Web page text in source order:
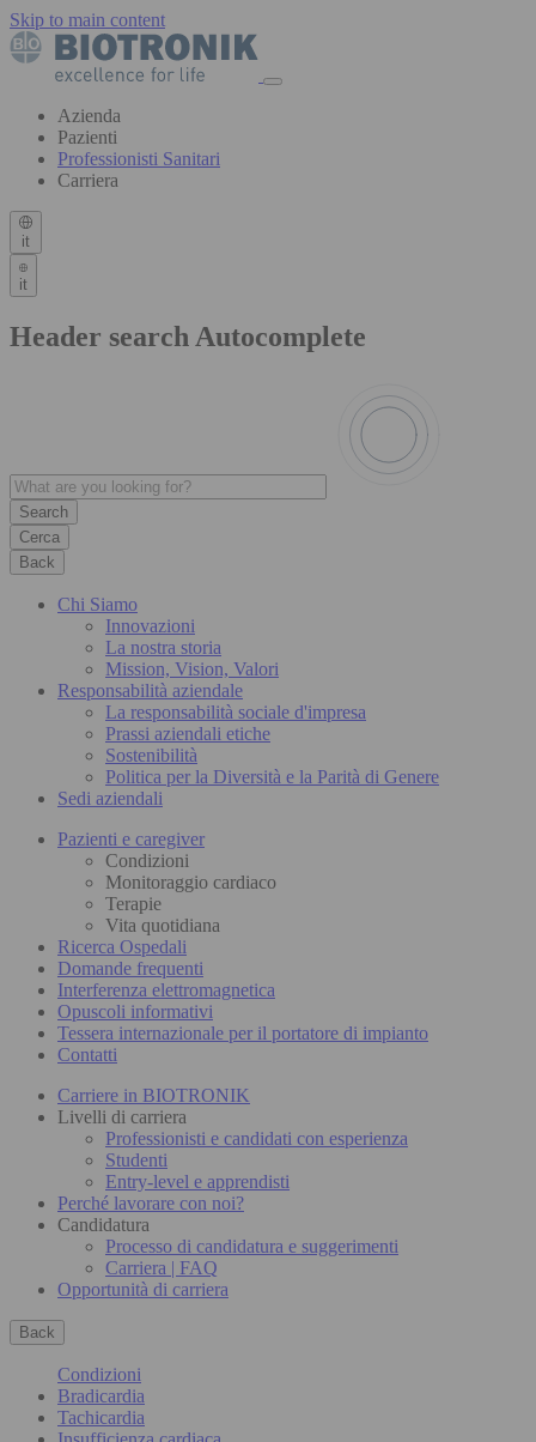
Skip to main content
Azienda
Pazienti
Professionisti Sanitari
Carriera
it
it
Header search Autocomplete
Cerca
Back
Chi Siamo
Innovazioni
La nostra storia
Mission, Vision, Valori
Responsabilità aziendale
La responsabilità sociale d'impresa
Prassi aziendali etiche
Sostenibilità
Politica per la Diversità e la Parità di Genere
Sedi aziendali
Pazienti e caregiver
Condizioni
Monitoraggio cardiaco
Terapie
Vita quotidiana
Ricerca Ospedali
Domande frequenti
Interferenza elettromagnetica
Opuscoli informativi
Tessera internazionale per il portatore di impianto
Contatti
Carriere in BIOTRONIK
Livelli di carriera
Professionisti e candidati con esperienza
Studenti
Entry-level e apprendisti
Perché lavorare con noi?
Candidatura
Processo di candidatura e suggerimenti
Carriera | FAQ
Opportunità di carriera
Back
Condizioni
Bradicardia
Tachicardia